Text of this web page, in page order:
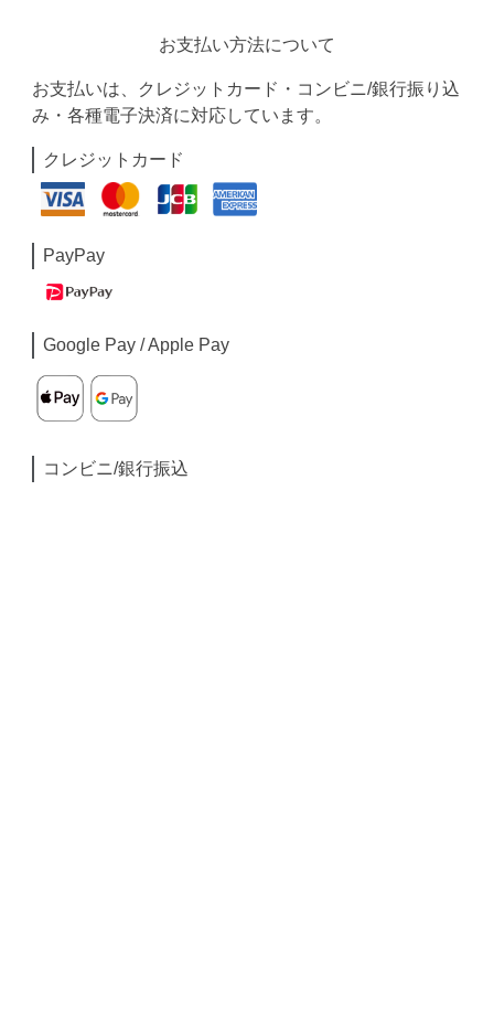
お支払い方法について
お支払いは、クレジットカード・コンビニ/銀行振り込
み・各種電子決済に対応しています。
クレジットカード
PayPay
Google Pay / Apple Pay
コンビニ/銀行振込